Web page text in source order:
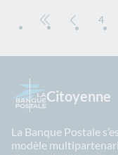
4
Citoyenne
La Banque Postale
modèle